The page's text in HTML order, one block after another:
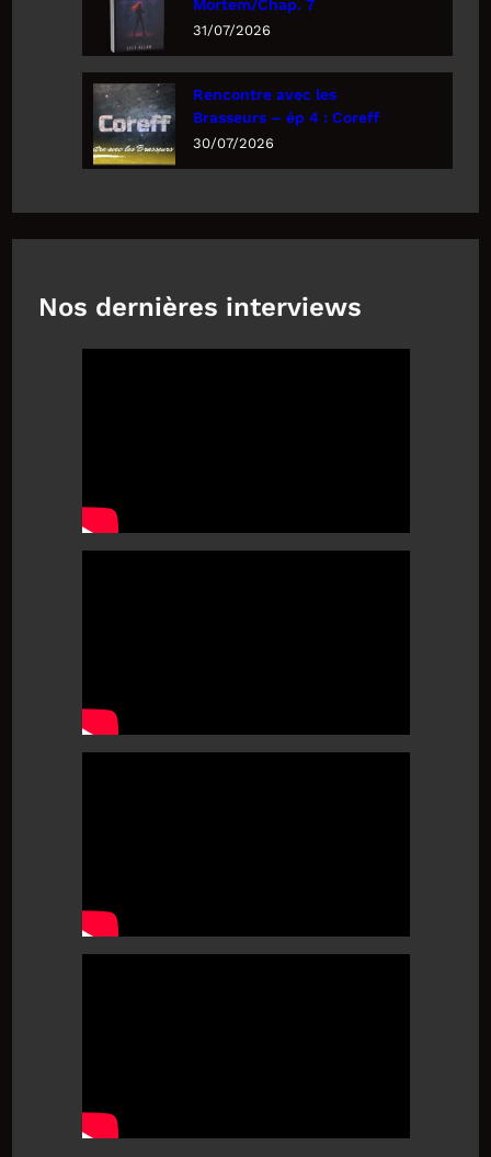
Mortem/Chap. 7
31/07/2026
Rencontre avec les
Brasseurs – ép 4 : Coreff
30/07/2026
Nos dernières interviews